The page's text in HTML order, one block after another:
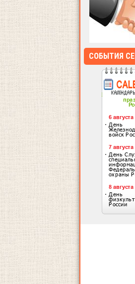
СОБЫТИЯ